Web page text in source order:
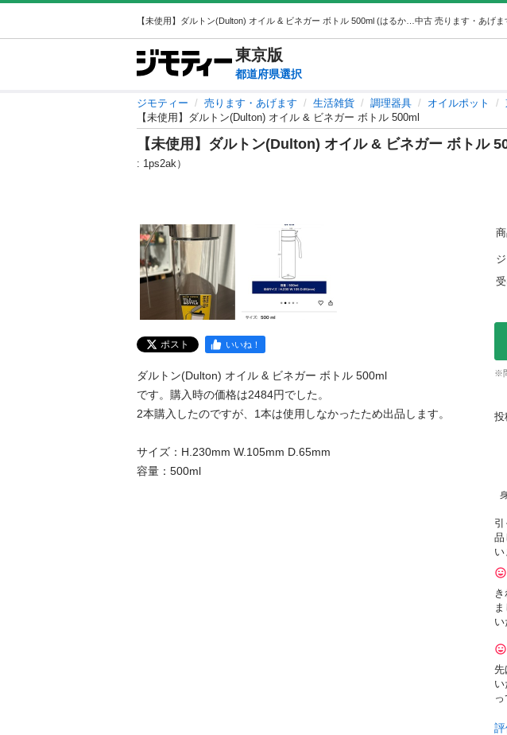
中古 売ります・あげま
東京版
都道府県選択
ジモティー 売ります・あげます 生活雑貨 調理器具 オイルポット
【未使用】ダルトン(Dulton) オイル & ビネガー ボトル 500ml
【未使用】ダルトン(Dulton) オイル & ビネガー ボトル
: 1ps2ak）
ポスト いいね！
ダルトン(Dulton) オイル & ビネガー ボトル 500ml
です。購入時の価格は2484円でした。
2本購入したのですが、1本は使用しなかったため出品します。
サイズ：H.230mm W.105mm D.65mm
容量：500ml
※
投
品
先